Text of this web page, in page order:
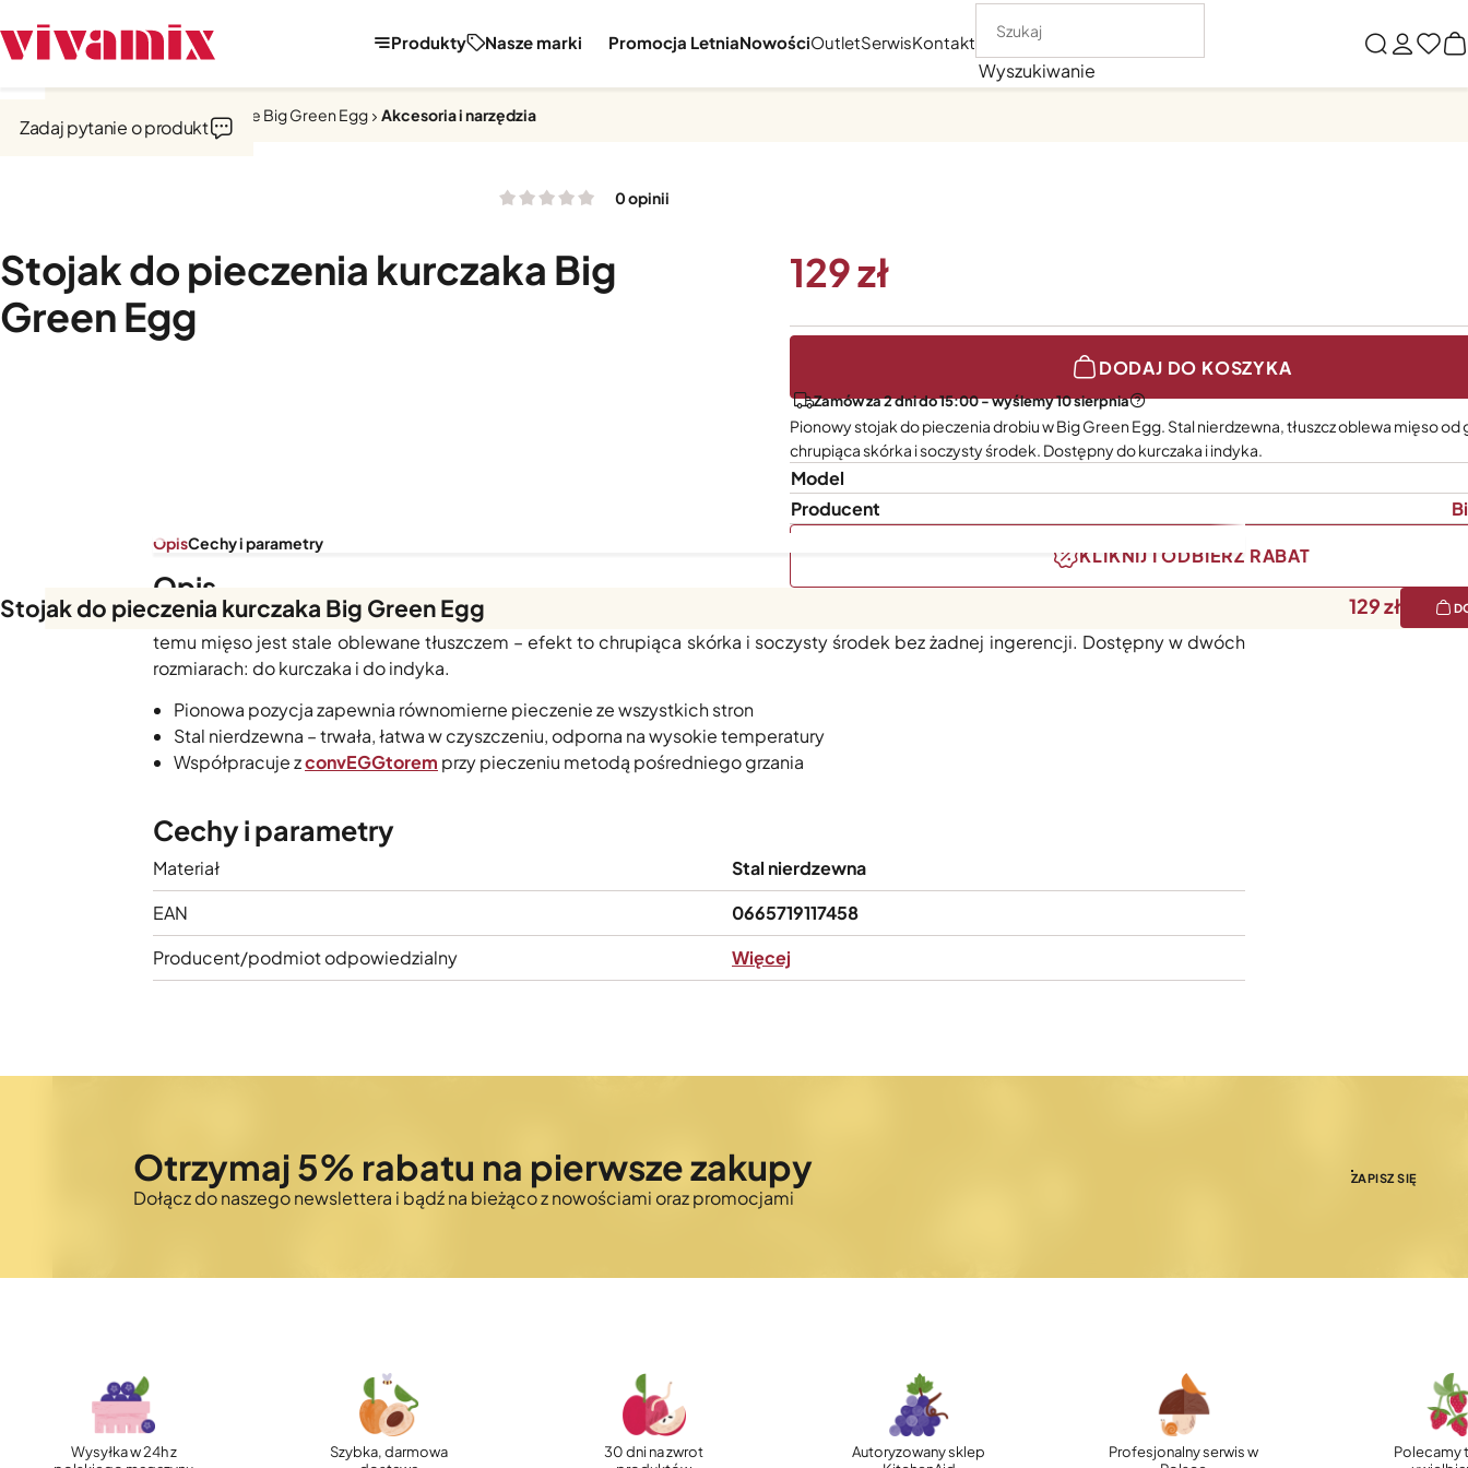
Produkty Nasze marki Promocja LetniaNowościOutletSerwisKontakt
Wyszukiwanie
Kuchnie zewnętrzne Big Green Egg Akcesoria i narzędzia
0 opinii
Stojak do pieczenia kurczaka Big
Green Egg
Zadaj pytanie o produkt
129
DODAJ DO KOSZYKA
Zamów za 2 dni do 15:00 - wyślemy 10 sierpnia
Pionowy stojak do pieczenia drobiu w Big Green Egg. Stal nierdzewna, tłuszcz oblewa mięso od
chrupiąca skórka i soczysty środek. Dostępny do kurczaka i indyka.
Model
Producent
KLIKNIJ I ODBIERZ RABAT
Stojak do pieczenia kurczaka Big Green Egg 129
OpisCechy i parametry
Opis
Pionowy stojak do pieczenia drobiu ze stali nierdzewnej Big Green Egg utrzymuje kurczaka lub indyka w pozycji wertykalnej. Dzięki
temu mięso jest stale oblewane tłuszczem – efekt to chrupiąca skórka i soczysty środek bez żadnej ingerencji. Dostępny w dwóch
rozmiarach: do kurczaka i do indyka.
Pionowa pozycja zapewnia równomierne pieczenie ze wszystkich stron
Stal nierdzewna – trwała, łatwa w czyszczeniu, odporna na wysokie temperatury
Współpracuje zconvEGGtorem przy pieczeniu metodą pośredniego grzania
Cechy i parametry
Materiał
Stal nierdzewna
EAN
0665719117458
Producent/podmiot odpowiedzialny
Więcej
Otrzymaj 5% rabatu na pierwsze zakupy
Dołącz do naszego newslettera i bądź na bieżąco z nowościami oraz promocjami
ZAPISZ SIĘ
Wysyłka w 24h z
Szybka, darmowa
30 dni na zwrot
Autoryzowany sklep
Profesjonalny serwis w
Polecamy